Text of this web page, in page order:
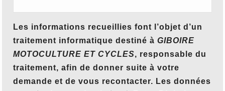
Les informations recueillies font l’objet d’un
traitement informatique destiné à GIBOIRE
MOTOCULTURE ET CYCLES, responsable du
traitement, afin de donner suite à votre
demande et de vous recontacter. Les données